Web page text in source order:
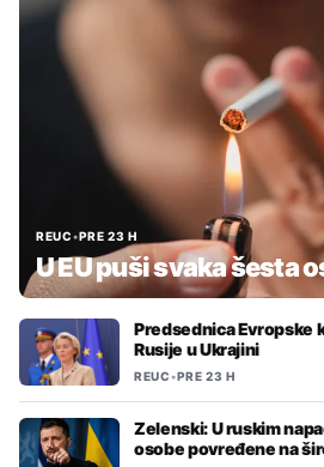
REUC•PRE 23 H
U EU puši svaka šesta
Predsednica Evropske
Rusije u Ukrajini
REUC•PRE 23 H
Zelenski: U ruskim
osobe povređene na